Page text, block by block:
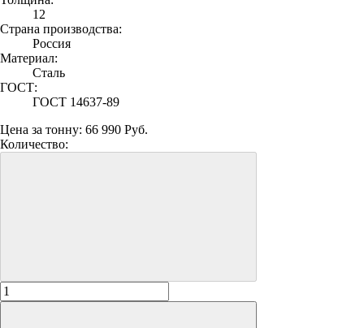
12
Страна производства:
Россия
Материал:
Сталь
ГОСТ:
ГОСТ 14637-89
Цена за тонну: 66 990 Руб.
Количество: